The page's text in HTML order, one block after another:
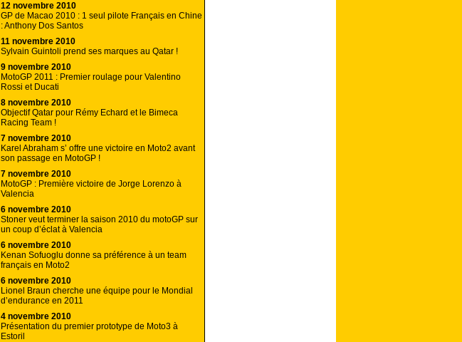
12 novembre 2010
GP de Macao 2010 : 1 seul pilote Français en Chine
: Anthony Dos Santos
11 novembre 2010
Sylvain Guintoli prend ses marques au Qatar !
9 novembre 2010
MotoGP 2011 : Premier roulage pour Valentino
Rossi et Ducati
8 novembre 2010
Objectif Qatar pour Rémy Echard et le Bimeca
Racing Team !
7 novembre 2010
Karel Abraham s’ offre une victoire en Moto2 avant
son passage en MotoGP !
7 novembre 2010
MotoGP : Première victoire de Jorge Lorenzo à
Valencia
6 novembre 2010
Stoner veut terminer la saison 2010 du motoGP sur
un coup d’éclat à Valencia
6 novembre 2010
Kenan Sofuoglu donne sa préférence à un team
français en Moto2
6 novembre 2010
Lionel Braun cherche une équipe pour le Mondial
d’endurance en 2011
4 novembre 2010
Présentation du premier prototype de Moto3 à
Estoril